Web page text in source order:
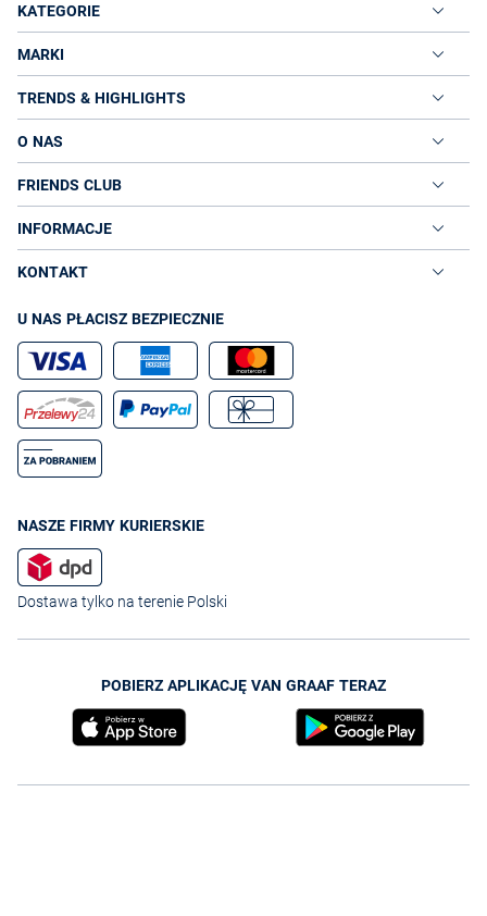
KATEGORIE
MARKI
TRENDS & HIGHLIGHTS
O NAS
FRIENDS CLUB
INFORMACJE
KONTAKT
U NAS PŁACISZ BEZPIECZNIE
NASZE FIRMY KURIERSKIE
Dostawa tylko na terenie Polski
POBIERZ APLIKACJĘ VAN GRAAF TERAZ